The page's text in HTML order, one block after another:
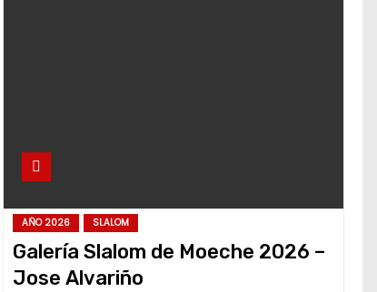
AÑO 2026 SLALOM
Galería Slalom de Moeche 2026 –
Jose Alvariño